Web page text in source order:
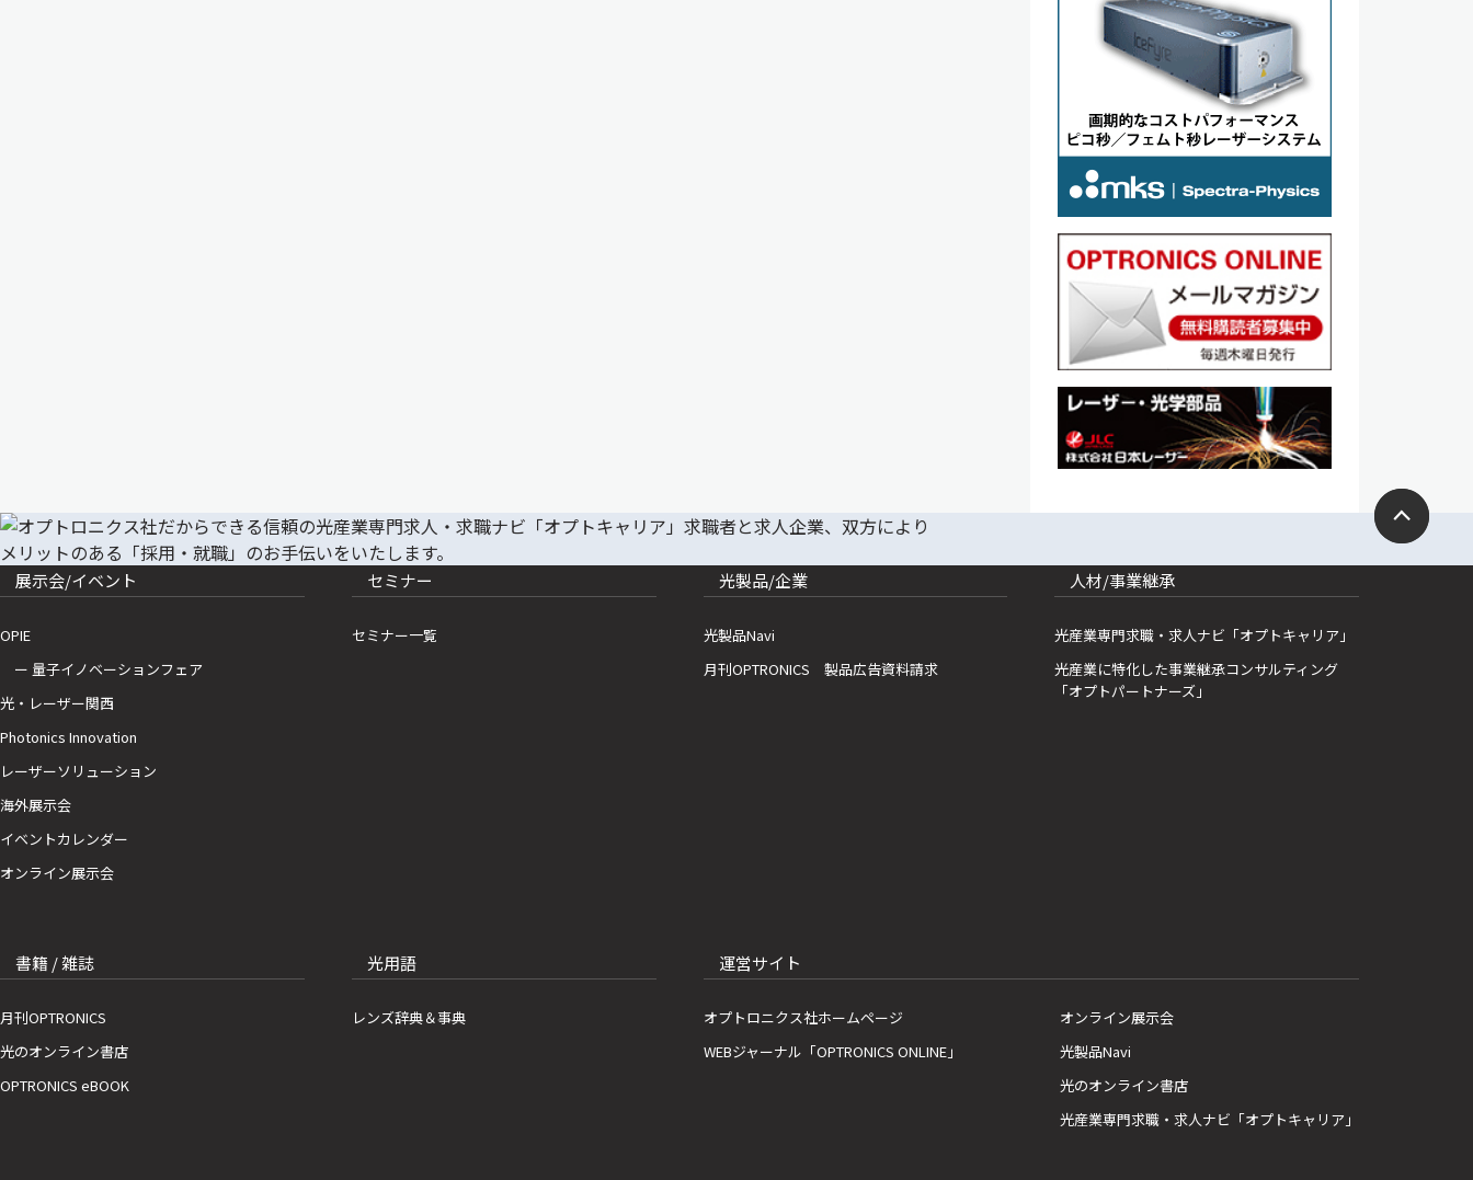
展示会/イベント
OPIE
ー 量子イノベーションフェア
光・レーザー関西
Photonics Innovation
レーザーソリューション
海外展示会
イベントカレンダー
オンライン展示会
セミナー
セミナー一覧
光製品/企業
光製品Navi
月刊OPTRONICS 製品広告資料請求
人材/事業継承
光産業専門求職・求人ナビ「オプトキャリア」
光産業に特化した事業継承コンサルティング
「オプトパートナーズ」
書籍 / 雑誌
月刊OPTRONICS
光のオンライン書店
OPTRONICS eBOOK
光用語
レンズ辞典＆事典
運営サイト
オプトロニクス社ホームページ
WEBジャーナル「OPTRONICS ONLINE」
オンライン展示会
光製品Navi
光のオンライン書店
光産業専門求職・求人ナビ「オプトキャリア」